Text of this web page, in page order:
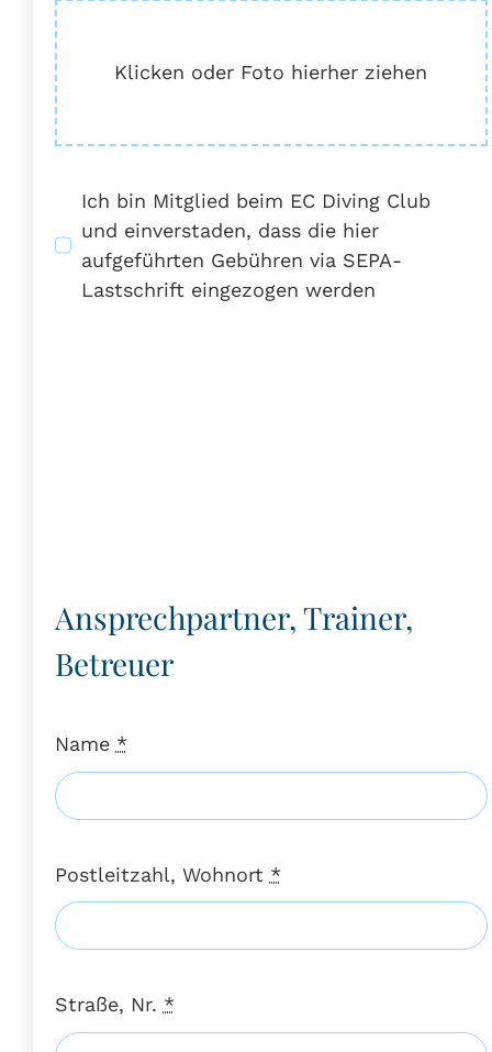
Klicken oder Foto hierher ziehen
Ich bin Mitglied beim EC Diving Club
und einverstaden, dass die hier
aufgeführten Gebühren via SEPA-
Lastschrift eingezogen werden
Ansprechpartner, Trainer,
Betreuer
Name *
Postleitzahl, Wohnort *
Straße, Nr. *